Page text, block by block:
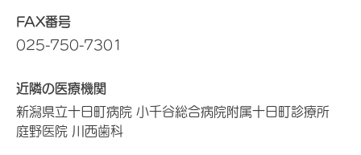
FAX番号
025-750-7301
近隣の医療機関
新潟県立十日町病院 小千谷総合病院附属十日町診療所
庭野医院 川西歯科